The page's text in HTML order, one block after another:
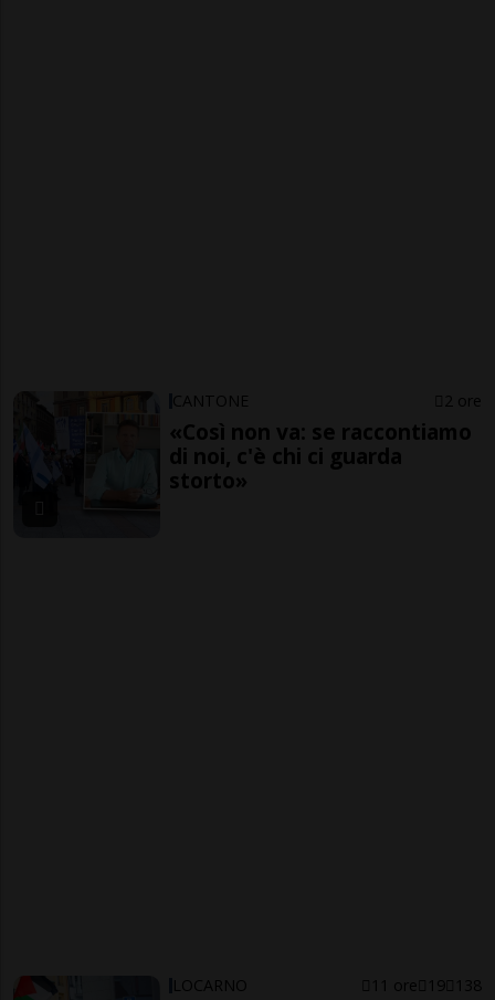
CANTONE 2 ore
«Così non va: se raccontiamo
di noi, c'è chi ci guarda
storto»
LOCARNO 11 ore 19 138